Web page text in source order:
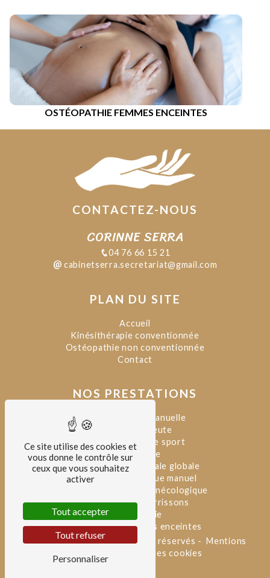
OSTÉOPATHIE FEMMES ENCEINTES
CONTACTEZ-NOUS
CORINNE SERRA
04 76 66 15 21
cabinetserra.secretariat@gmail.com
PLAN DU SITE
Accueil
Kinésithérapie conventionnée
Ostéopathie non conventionnée
Contact
NOS PRESTATIONS
Kinésithérapie manuelle
Kinésithérapeute
Kinésithérapeute sport
Ostéopathe
Rééducation posturale globale
Drainage lymphatique manuel
Kinésithérapie uro-gynécologique
Ostéopathie nourrissons
Ostéopathie
Ostéopathie femmes enceintes
©
Vistalid- 2026 - Tous droits réservés - Mentions
Gestion des cookies
Ce site utilise des cookies et
vous donne le contrôle sur
ceux que vous souhaitez
activer
Tout accepter
Tout refuser
Personnaliser